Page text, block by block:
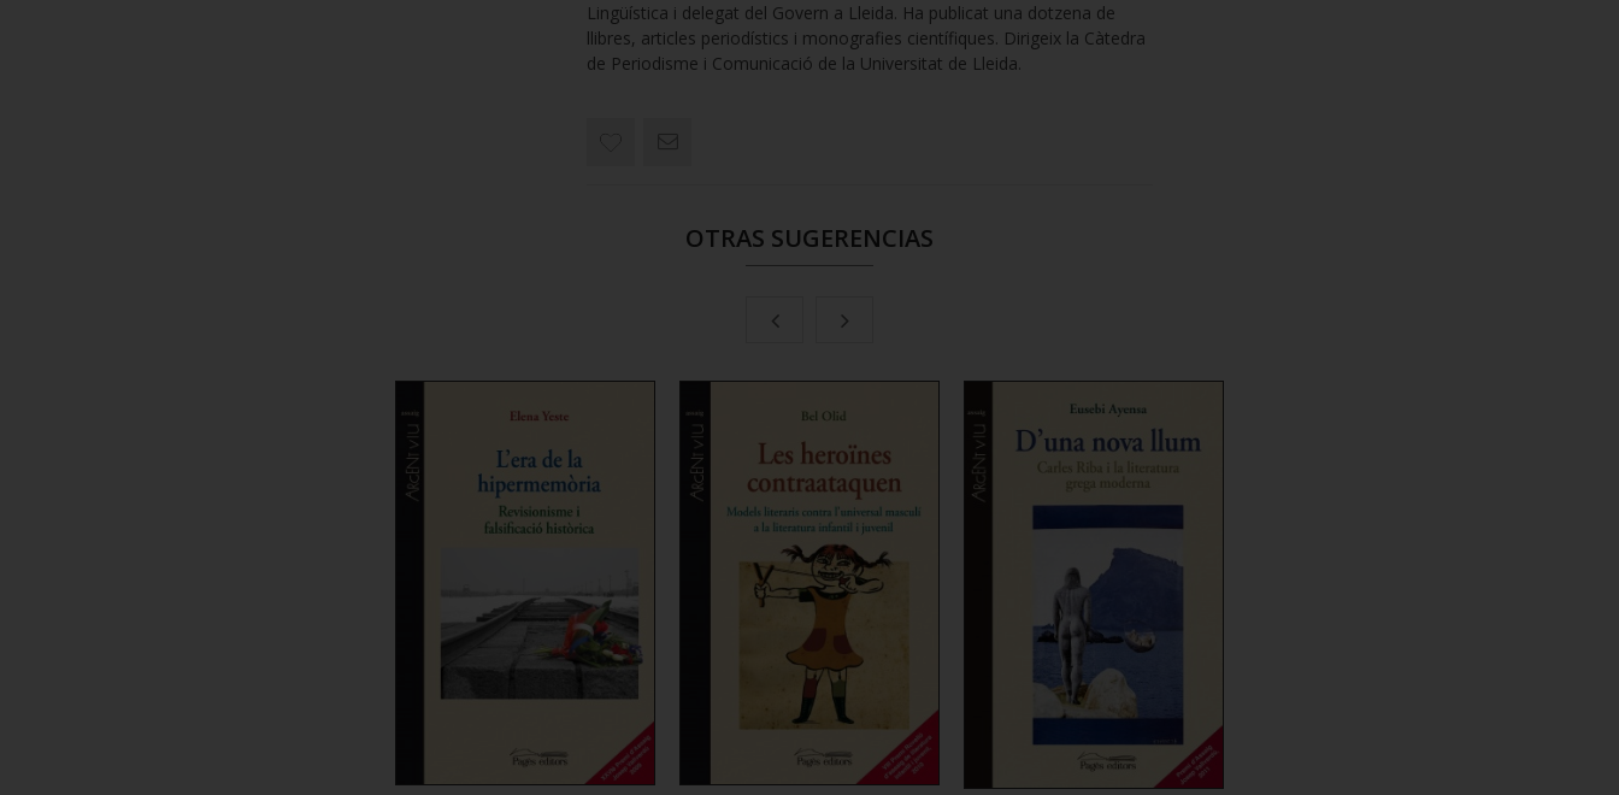
Lingüística i delegat del Govern a Lleida. Ha publicat una dotzena de
llibres, articles periodístics i monografies científiques. Dirigeix la Càtedra
de Periodisme i Comunicació de la Universitat de Lleida.
OTRAS SUGERENCIAS